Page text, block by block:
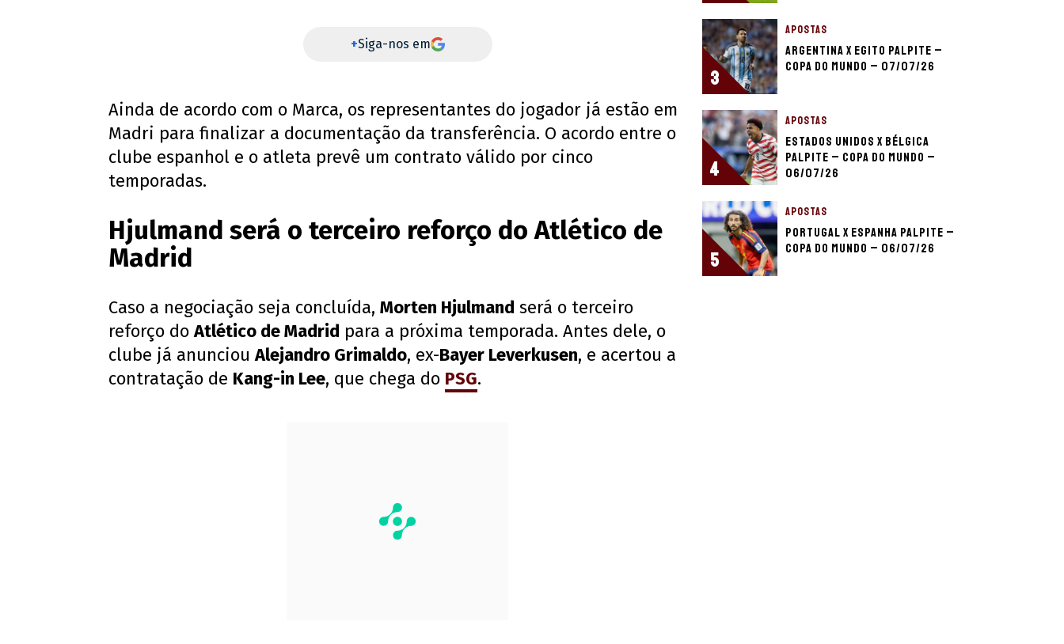
+Siga-nos em
Ainda de acordo com o Marca, os representantes do jogador já estão em
Madri para finalizar a documentação da transferência. O acordo entre o
clube espanhol e o atleta prevê um contrato válido por cinco
temporadas.
Hjulmand será o terceiro reforço do Atlético de
Madrid
Caso a negociação seja concluída, Morten Hjulmand será o terceiro
reforço doAtlético de Madrid para a próxima temporada. Antes dele, o
clube já anunciouAlejandro Grimaldo, ex-Bayer Leverkusen, e acertou a
contratação de Kang-in Lee, que chega do PSG.
3
APOSTAS
Argentina x Egito palpite –
Copa do Mundo – 07/07/26
4
APOSTAS
Estados Unidos x Bélgica
palpite – Copa do Mundo –
06/07/26
5
APOSTAS
Portugal x Espanha palpite –
Copa do Mundo – 06/07/26